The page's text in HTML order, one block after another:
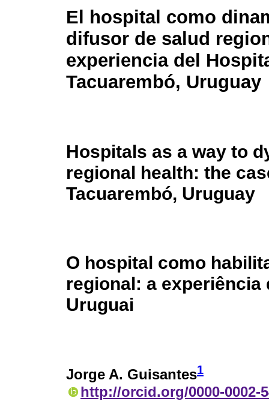
El hospital como
difusor de salud
experiencia del
Tacuarembó, Uruguay
Hospitals as a way to
regional health: the
Tacuarembó, Uruguay
O hospital como
regional: a experiência
Uruguai
Jorge A. Guisantes1
http://orcid.org/0000-0002-